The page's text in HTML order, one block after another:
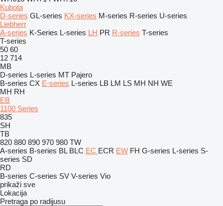
Kubota
D-series GL-series KX-series M-series R-series U-series
Liebherr
A-series K-Series L-series LH PR R-series T-series
T-series
50 60
12 714
MB
D-series L-series MT Pajero
B-series CX E-series L-series LB LM LS MH NH WE
MH RH
EB
1100 Series
835
SH
TB
820 880 890 970 980 TW
A-series B-series BL BLC EC ECR EW FH G-series L-series S-
series SD
RD
B-series C-series SV V-series Vio
prikaži sve
Lokacija
Pretraga po radijusu